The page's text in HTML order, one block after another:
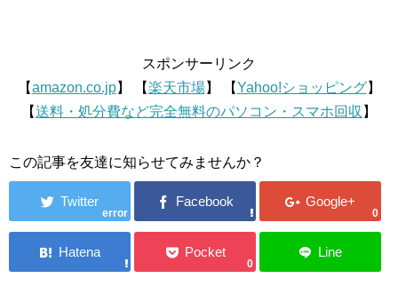
スポンサーリンク
【amazon.co.jp】 【楽天市場】 【Yahoo!ショッピング】
【送料・処分費など完全無料のパソコン・スマホ回収 】
この記事を友達に知らせてみませんか？
error 0
0